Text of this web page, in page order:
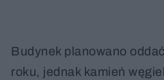
Budynek planowano
roku, jednak kamień